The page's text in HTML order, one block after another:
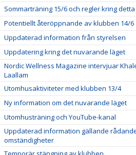
Sommarträning 15/6 och regler kring detta
Potentiellt återöppnande av klubben 14/6
Uppdaterad information från styrelsen
Uppdatering kring det nuvarande läget
Nordic Wellness Magazine intervjuar
Laallam
Utomhusaktiviteter med klubben 13/4
Ny information om det nuvarande läget
Utomhusträning och YouTube-kanal
Uppdaterad information gällande
omständigheter